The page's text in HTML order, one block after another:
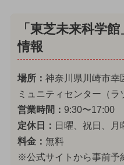
「東芝未来科学
情報
場所： 神奈川県川崎市
ミュニティセンター（
営業時間： 9:30〜17:00
定休日： 日曜、祝日、月
料金： 無料
※公式サイトから事前予